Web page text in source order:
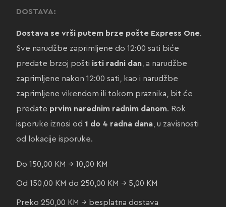
DOSTAVA:
Dostava se vrši putem brze pošte Express One.
Sve narudžbe zaprimljene do 12:00 sati biće
predate brzoj pošti isti radni dan, a narudžbe
zaprimljene nakon 12:00 sati, kao i narudžbe
zaprimljene vikendom ili tokom praznika, bit će
predate prvim narednim radnim danom. Rok
isporuke iznosi od 1 do 4 radna dana, u zavisnosti
od lokacije isporuke.
Do 150,00 KM → 10,00 KM
Od 150,00 KM do 250,00 KM → 5,00 KM
Preko 250,00 KM → besplatna dostava